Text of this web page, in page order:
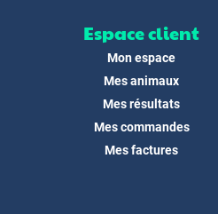
Espace client
Mon espace
Mes animaux
Mes résultats
Mes commandes
Mes factures